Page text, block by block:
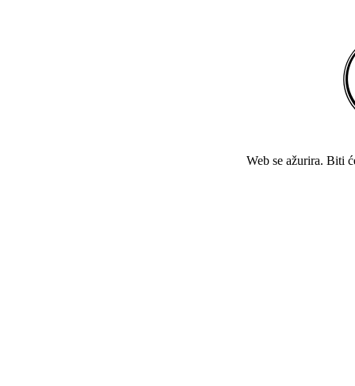
Web se ažurira. Biti